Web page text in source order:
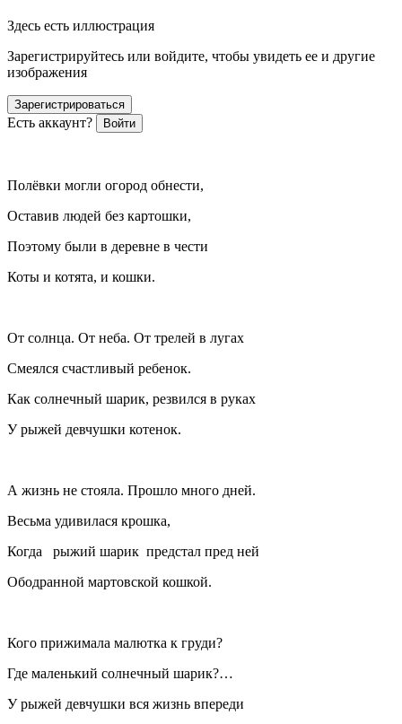
Здесь есть иллюстрация
Зарегистрируйтесь или войдите, чтобы увидеть ее и другие
изображения
Зарегистрироваться
Есть аккаунт? Войти
Полёвки могли огород обнести,
Оставив людей без картошки,
Поэтому были в деревне в чести
Коты и котята, и кошки.
От солнца. От неба. От трелей в лугах
Смеялся счастливый ребенок.
Как солнечный шарик, резвился в руках
У рыжей девчушки котенок.
А жизнь не стояла. Прошло много дней.
Весьма удивилася крошка,
Когда рыжий шарик предстал пред ней
Ободранной мартовской кошкой.
Кого прижимала малютка к груди?
Где маленький солнечный шарик?…
У рыжей девчушки вся жизнь впереди